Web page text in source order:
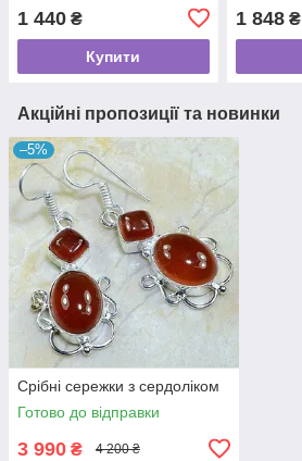
1 440 ₴
Купити
1 848₴
Акційні пропозиції та новинки
–5%
Срібні сережки з сердоліком
Готово до відправки
3 990 ₴ 4 200 ₴